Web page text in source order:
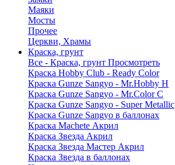
Маяки
Мосты
Прочее
Церкви, Храмы
Краска, грунт
Все - Краска, грунт Просмотреть
Краска Hobby Club - Ready Color
Краска Gunze Sangyo - Mr.Hobby H
Краска Gunze Sangyo - Mr.Color C
Краска Gunze Sangyo - Super Metallic
Краска Gunze Sangyo в баллонах
Краска Machete Акрил
Краска Звезда Акрил
Краска Звезда Мастер Акрил
Краска Звезда в баллонах